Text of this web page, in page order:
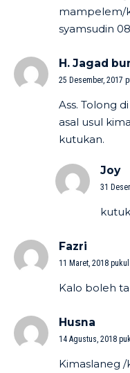
mampelem/
syamsudin
H. Jagad
25 Desember, 2017
Ass. Tolong
asal usul
kutukan.
Joy
31
Fazri
11 Maret, 2018
Kalo boleh
Husna
14 Agustus, 2018
Kimaslaneg /